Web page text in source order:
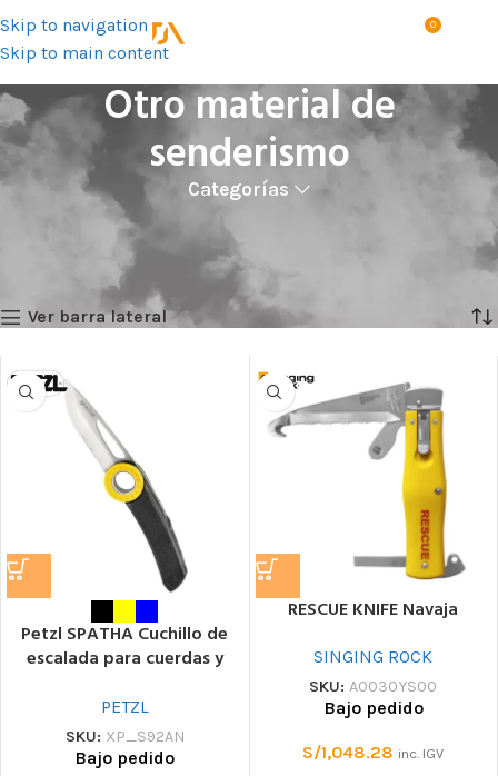
Skip to navigation
Skip to main content
MENÚ 0
Otro material de
senderismo
Categorías
Productos
Otro material de senderismo
Showing all 4 results
Ver barra lateral
Petzl SPATHA Cuchillo de
escalada para cuerdas y
PETZL
SKU: XP_S92AN
Bajo pedido
RESCUE KNIFE Navaja
SINGING ROCK
SKU: A0030YS00
Bajo pedido
S/1,048.28 inc. IGV